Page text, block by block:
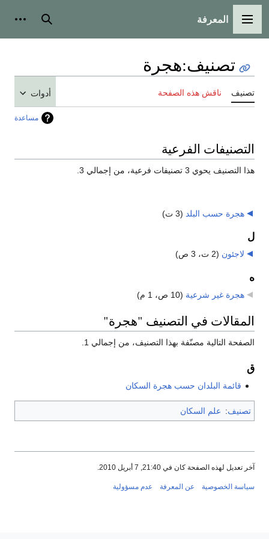
القائمة الرئيسية
المعرفة بحث
تصنيف:هجرة
تصنيف ناقش هذه الصفحة أدوات
مساعدة
التصنيفات الفرعية
هذا التصنيف يحوي 3 تصنيفات فرعية، من إجمالي 3.
هجرة حسب البلد (3 ت)
ل
لاجئون (2 ت، 3 ص)
ه
هجرة غير شرعية (10 ص، 1 م)
المقالات في التصنيف "هجرة"
الصفحة التالية مصنّفة بهذا التصنيف، من إجمالي 1.
ق
قائمة البلدان حسب هجرة السكان
تصنيف: علم السكان
آخر تعديل لهذه الصفحة كان في 21:40, 7 أبريل 2010.
سياسة الخصوصية عن المعرفة عدم مسؤولية